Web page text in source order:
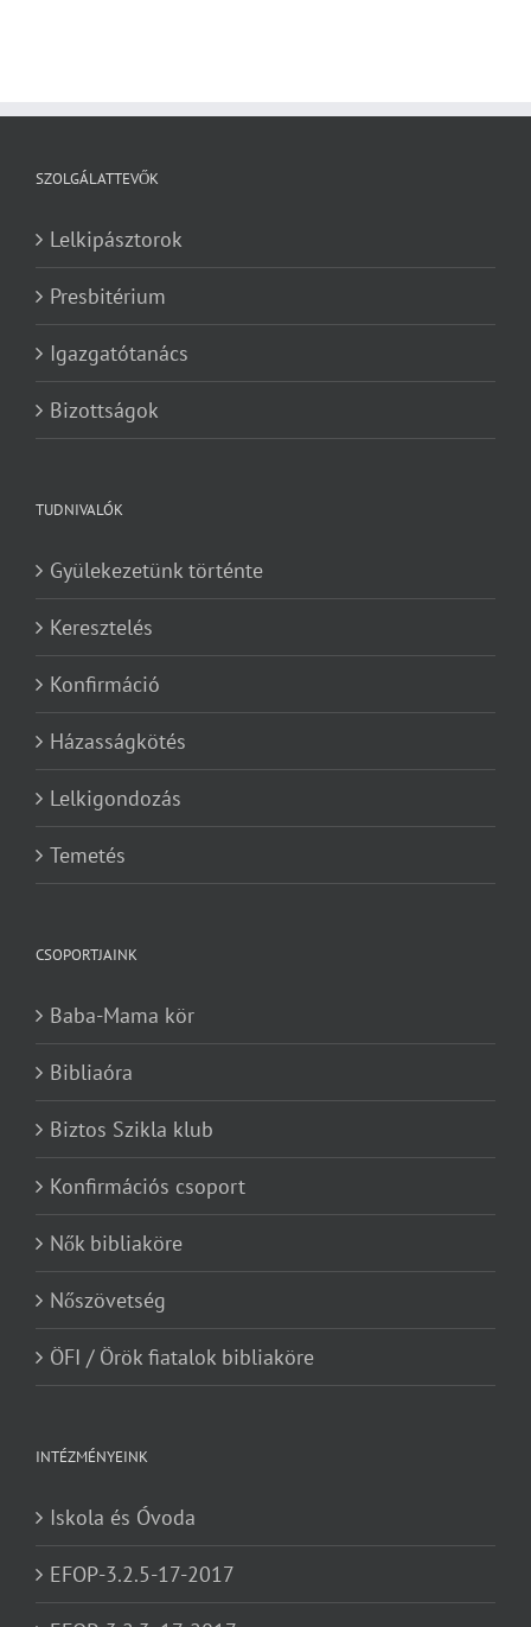
SZOLGÁLATTEVŐK
Lelkipásztorok
Presbitérium
Igazgatótanács
Bizottságok
TUDNIVALÓK
Gyülekezetünk történte
Keresztelés
Konfirmáció
Házasságkötés
Lelkigondozás
Temetés
CSOPORTJAINK
Baba-Mama kör
Bibliaóra
Biztos Szikla klub
Konfirmációs csoport
Nők bibliaköre
Nőszövetség
ÖFI / Örök fiatalok bibliaköre
INTÉZMÉNYEINK
Iskola és Óvoda
EFOP-3.2.5-17-2017